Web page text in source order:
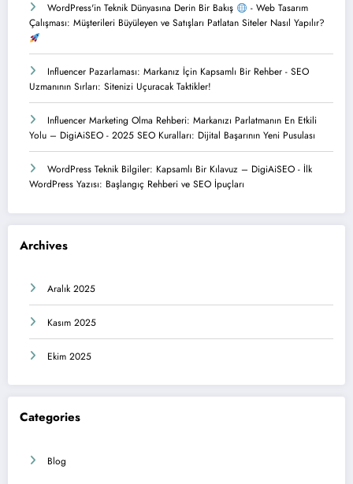
WordPress'in Teknik Dünyasına Derin Bir Bakış - Web Tasarım
Çalışması: Müşterileri Büyüleyen ve Satışları Patlatan Siteler Nasıl Yapılır?
Influencer Pazarlaması: Markanız İçin Kapsamlı Bir Rehber - SEO
Uzmanının Sırları: Sitenizi Uçuracak Taktikler!
Influencer Marketing Olma Rehberi: Markanızı Parlatmanın En Etkili
Yolu – DigiAiSEO - 2025 SEO Kuralları: Dijital Başarının Yeni Pusulası
WordPress Teknik Bilgiler: Kapsamlı Bir Kılavuz – DigiAiSEO - İlk
WordPress Yazısı: Başlangıç Rehberi ve SEO İpuçları
Archives
Aralık 2025
Kasım 2025
Ekim 2025
Categories
Blog